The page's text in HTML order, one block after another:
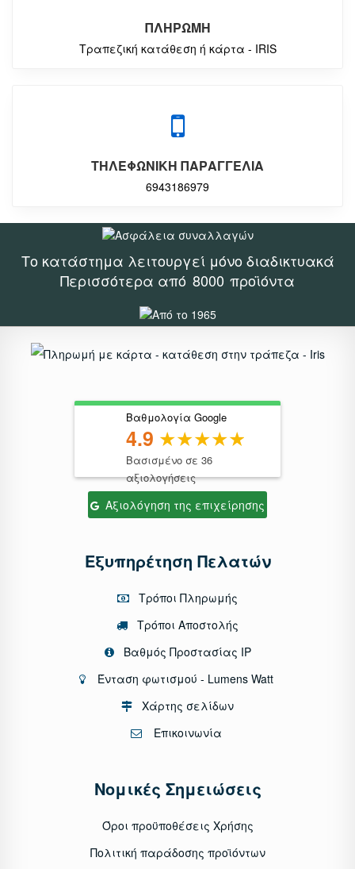
ΠΛΗΡΩΜΗ
Τραπεζική κατάθεση ή κάρτα - IRIS
ΤΗΛΕΦΩΝΙΚΗ ΠΑΡΑΓΓΕΛΙΑ
6943186979
Το κατάστημα λειτουργεί μόνο διαδικτυακά
Περισσότερα από 8000 προϊόντα
Βαθμολογία Google
4.9
Βασισμένο σε 36
αξιολογήσεις
Αξιολόγηση της επιχείρησης
Εξυπηρέτηση Πελατών
Τρόποι Πληρωμής
Τρόποι Αποστολής
Βαθμός Προστασίας IP
Ένταση φωτισμού - Lumens Watt
Χάρτης σελίδων
Επικοινωνία
Νομικές Σημειώσεις
Όροι προϋποθέσεις Χρήσης
Πολιτική παράδοσης προϊόντων